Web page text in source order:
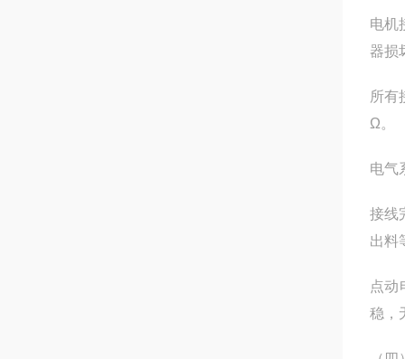
电机
器
所有
Ω。
电气
接线
出料
点动
稳，